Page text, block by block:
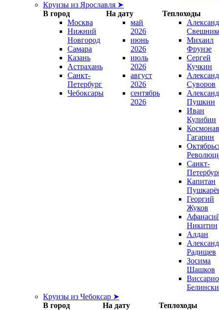
Круизы из Ярославля ➤
В город
На дату
Теплоходы
Москва
Нижний
Новгород
Самара
Казань
Астрахань
Санкт-
Петербург
Чебоксары
май
2026
июнь
2026
июль
2026
август
2026
сентябрь
2026
Михаил
Фрунзе
Сергей
Кучкин
Суворов
Пушкин
Иван
Кулибин
Гагарин
Санкт-
Капитан
Георгий
Жуков
Никитин
Алдан
Радищев
Зосима
Шашков
Круизы из Чебоксар ➤
В город
На дату Теплоходы